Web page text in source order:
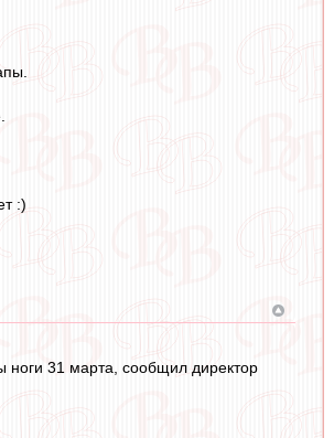
:)
ноги 31 марта, сообщил директор